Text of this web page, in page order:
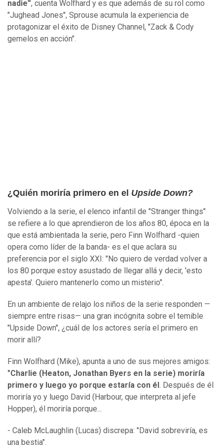
nadie'", cuenta Wolfhard y es que además de su rol como
"Jughead Jones", Sprouse acumula la experiencia de
protagonizar el éxito de Disney Channel, "Zack & Cody
gemelos en acción".
¿Quién moriría primero en el Upside Down?
Volviendo a la serie, el elenco infantil de "Stranger things"
se refiere a lo que aprendieron de los años 80, época en la
que está ambientada la serie, pero Finn Wolfhard -quien
opera como líder de la banda- es el que aclara su
preferencia por el siglo XXI: "No quiero de verdad volver a
los 80 porque estoy asustado de llegar allá y decir, 'esto
apesta'. Quiero mantenerlo como un misterio".
En un ambiente de relajo los niños de la serie responden —
siempre entre risas— una gran incógnita sobre el temible
"Upside Down", ¿cuál de los actores sería el primero en
morir allí?
Finn Wolfhard (Mike), apunta a uno de sus mejores amigos:
"Charlie (Heaton, Jonathan Byers en la serie) moriría
primero y luego yo porque estaría con él . Después de él
moriría yo y luego David (Harbour, que interpreta al jefe
Hopper), él moriría porque...
- Caleb McLaughlin (Lucas) discrepa: "David sobreviría, es
una bestia".